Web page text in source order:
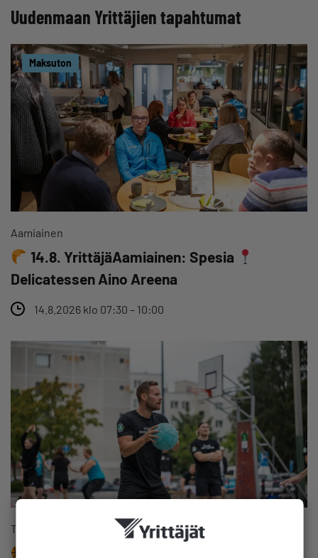
Uudenmaan Yrittäjien tapahtumat
Maksuton
Aamiainen
14.8. YrittäjäAamiainen: Spesia
Delicatessen Aino Areena
14.8.2026 klo 07:30 – 10:00
Tapahtuma